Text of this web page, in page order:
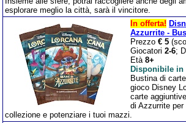
esplorare meglio la città, sarà il vincitore.
In offerta!
Azzurrite -
Prezzo € 5
Giocatori 2-6;
Età 8+
Disponibile in
Bustina di
gioco Disney
carte
di Azzurrite
collezione e potenziare i tuoi mazzi.